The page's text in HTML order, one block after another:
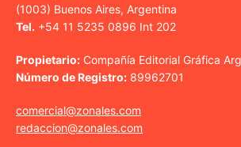
(1003) Buenos Aires, Argentina
Tel. +54 11 5235 0896 Int 202
Propietario: Compañía Editorial Gráfica
Número de Registro: 89962701
comercial@zonales.com
redaccion@zonales.com